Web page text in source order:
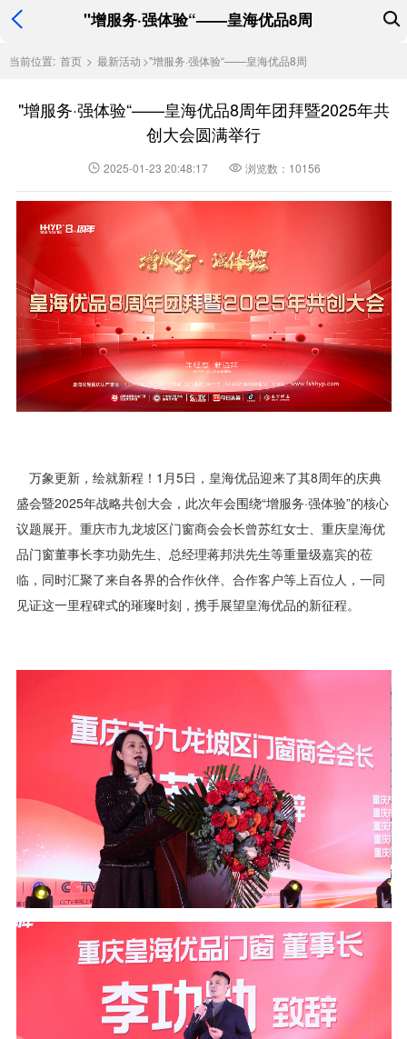
"增服务·强体验“——皇海优品8周
当前位置: 首页 > 最新活动 >"增服务·强体验“——皇海优品8周
"增服务·强体验“——皇海优品8周年团拜暨2025年共
创大会圆满举行
2025-01-23 20:48:17 浏览数：10156
万象更新，绘就新程！1月5日，皇海优品迎来了其8周年的庆典
盛会暨2025年战略共创大会，此次年会围绕“增服务·强体验”的核心
议题展开。重庆市九龙坡区门窗商会会长曾苏红女士、重庆皇海优
品门窗董事长李功勋先生、总经理蒋邦洪先生等重量级嘉宾的莅
临，同时汇聚了来自各界的合作伙伴、合作客户等上百位人，一同
见证这一里程碑式的璀璨时刻，携手展望皇海优品的新征程。